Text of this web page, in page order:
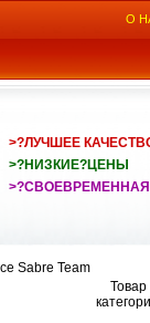
О
>?ЛУЧШЕЕ
>?НИЗКИЕ?ЦЕНЫ
Sabre Team
Товар